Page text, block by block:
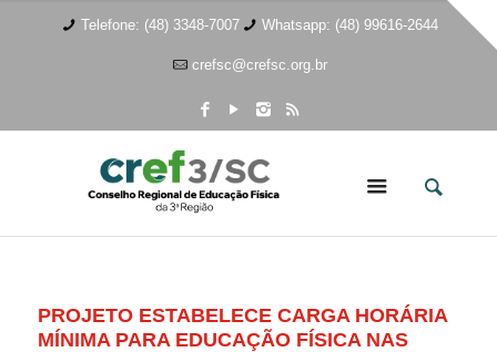
Telefone: (48) 3348-7007 Whatsapp: (48) 99616-2644
crefsc@crefsc.org.br
PROJETO ESTABELECE CARGA HORÁRIA
MÍNIMA PARA EDUCAÇÃO FÍSICA NAS